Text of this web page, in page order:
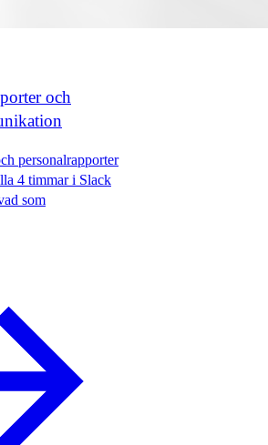
och
personalrapporter
4 timmar i Slack
som